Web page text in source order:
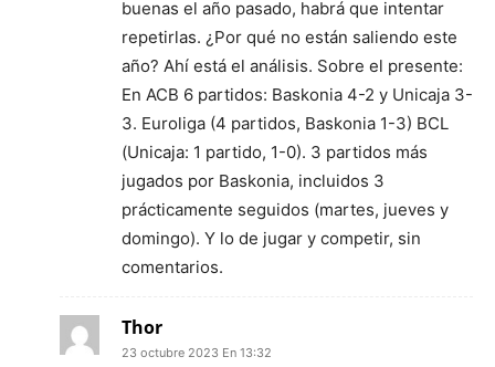
buenas el año pasado, habrá que intentar
repetirlas. ¿Por qué no están saliendo este
año? Ahí está el análisis. Sobre el presente:
En ACB 6 partidos: Baskonia 4-2 y Unicaja 3-
3. Euroliga (4 partidos, Baskonia 1-3) BCL
(Unicaja: 1 partido, 1-0). 3 partidos más
jugados por Baskonia, incluidos 3
prácticamente seguidos (martes, jueves y
domingo). Y lo de jugar y competir, sin
comentarios.
Thor
23 octubre 2023 En 13:32